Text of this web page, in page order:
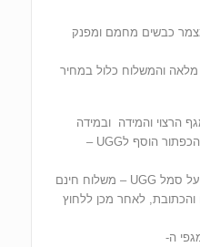
כבשים מחמם ומפנק
והמשלוח כלול במחיר
הרצוי והמידה ובמידה
הרצויה, לאחר מכן יש ללחוץ על הכפתור הוסף לUGG –
לאחר מכן יש ללחוץ בראש הדף על סמל UGG – משלוח חינם
והכתובת, לאחר מכן ללחוץ